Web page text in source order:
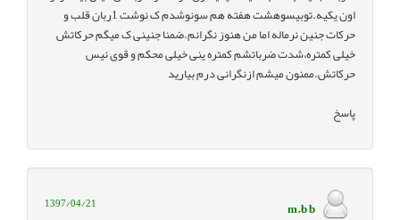
اون یکیه.توبیسوهشت هفته هم سونوشدم ک نوشت 1ربان قلب و
حرکات جنین نرماله اما من هنوز نگرانم.ضمنا جنینی ک میگم حرکاتش
خیلی کمتره،شدت ضرباتشم کمتره ینی خیلی محکم و قوی نیس
حرکاتش.ممنون میشم ازنگرانی درم بیارید
پاسخ
m.b b
1397/04/21